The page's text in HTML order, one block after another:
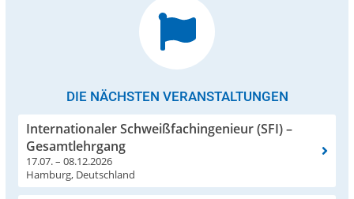
DIE NÄCHSTEN VERANSTALTUNGEN
Internationaler Schweißfachingenieur (SFI) –
Gesamtlehrgang
17.07. – 08.12.2026
Hamburg, Deutschland